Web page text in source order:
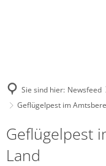
Sie sind hier: Newsfeed
Geflügelpest im
Geflügelpest
Land